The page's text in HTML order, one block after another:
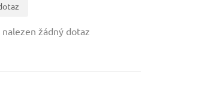
žádný dotaz